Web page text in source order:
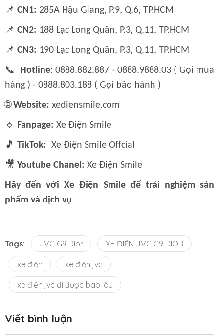
📌 CN1: 285A Hậu Giang, P.9, Q.6, TP.HCM
📌 CN2: 188 Lạc Long Quân, P.3, Q.11, TP.HCM
📌 CN3: 190 Lạc Long Quân, P.3, Q.11, TP.HCM
📞 Hotline: 0888.882.887 - 0888.9888.03 ( Gọi mua
hàng ) - 0888.803.188 ( Gọi bảo hành )
🌐 Website: xediensmile.com
🔹 Fanpage: Xe Điện Smile
🎵 TikTok: Xe Điện Smile Offcial
🎥 Youtube Chanel: Xe Điện Smile
Hãy đến với Xe Điện Smile để trải nghiệm sản
phẩm và dịch vụ
Tags: JVC G9 Dior XE ĐIỆN JVC G9 DIOR
xe điện xe điện jvc
xe điện jvc đi được bao lâu
Viết bình luận